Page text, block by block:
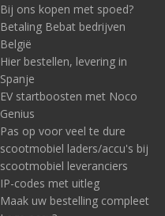
Bij ons kopen met spoed?
Betaling Bebat bedrijven
België
Hier bestellen, levering in
Spanje
EV startboosten met Noco
Genius
Pas op voor veel te dure
scootmobiel laders/accu's bij
scootmobiel leveranciers
IP-codes met uitleg
Maak uw bestelling compleet